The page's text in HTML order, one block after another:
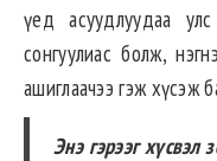
үед асуудлуудаа
сонгуулиас болж,
ашиглаачээ гэж хүсэж
Энэ гэрээг хүсвэл